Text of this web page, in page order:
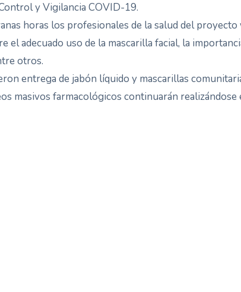
y Vigilancia COVID-19.
horas los profesionales de la salud del
el adecuado uso de la mascarilla facial, la
otros.
entrega de jabón líquido y mascarillas
masivos farmacológicos continuarán